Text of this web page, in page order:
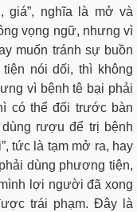
giá”, nghĩa là mở và
vọng ngữ, nhưng vì
muốn tránh sự buồn
nói dối, thì không
vì bệnh tê bại phải
có thể đối trước bàn
rượu để trị bệnh
tức là tạm mở ra, hay
dùng phương tiện,
lợi người đã xong
trái phạm. Ðây là